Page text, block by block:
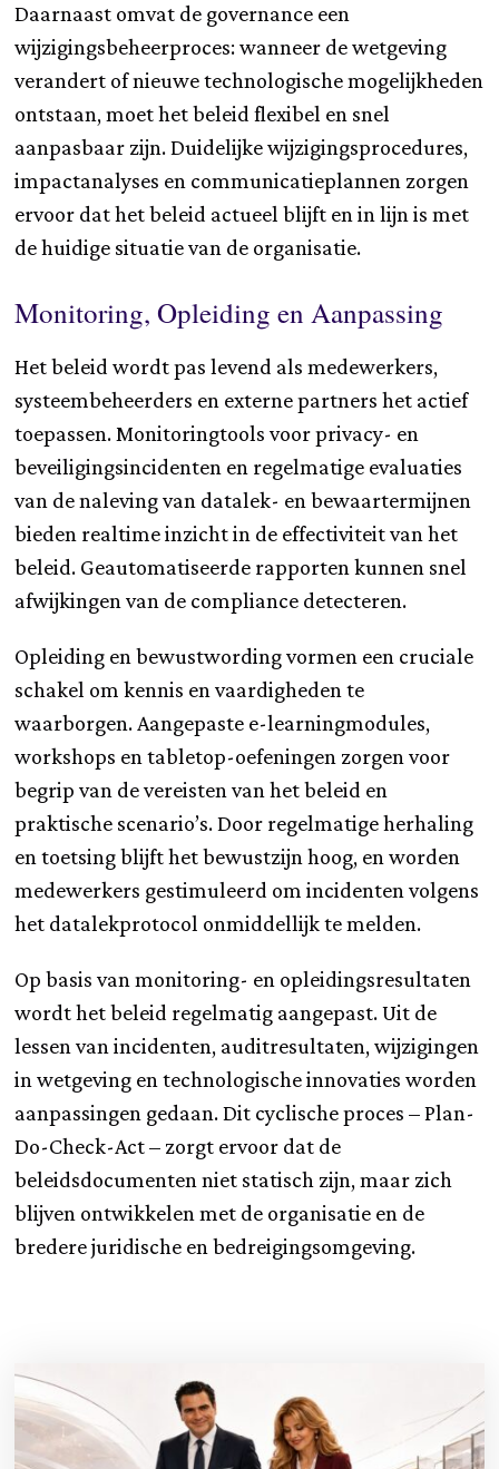
Daarnaast omvat de governance een
wijzigingsbeheerproces: wanneer de wetgeving
verandert of nieuwe technologische mogelijkheden
ontstaan, moet het beleid flexibel en snel
aanpasbaar zijn. Duidelijke wijzigingsprocedures,
impactanalyses en communicatieplannen zorgen
ervoor dat het beleid actueel blijft en in lijn is met
de huidige situatie van de organisatie.
Monitoring, Opleiding en Aanpassing
Het beleid wordt pas levend als medewerkers,
systeembeheerders en externe partners het actief
toepassen. Monitoringtools voor privacy- en
beveiligingsincidenten en regelmatige evaluaties
van de naleving van datalek- en bewaartermijnen
bieden realtime inzicht in de effectiviteit van het
beleid. Geautomatiseerde rapporten kunnen snel
afwijkingen van de compliance detecteren.
Opleiding en bewustwording vormen een cruciale
schakel om kennis en vaardigheden te
waarborgen. Aangepaste e-learningmodules,
workshops en tabletop-oefeningen zorgen voor
begrip van de vereisten van het beleid en
praktische scenario’s. Door regelmatige herhaling
en toetsing blijft het bewustzijn hoog, en worden
medewerkers gestimuleerd om incidenten volgens
het datalekprotocol onmiddellijk te melden.
Op basis van monitoring- en opleidingsresultaten
wordt het beleid regelmatig aangepast. Uit de
lessen van incidenten, auditresultaten, wijzigingen
in wetgeving en technologische innovaties worden
aanpassingen gedaan. Dit cyclische proces – Plan-
Do-Check-Act – zorgt ervoor dat de
beleidsdocumenten niet statisch zijn, maar zich
blijven ontwikkelen met de organisatie en de
bredere juridische en bedreigingsomgeving.